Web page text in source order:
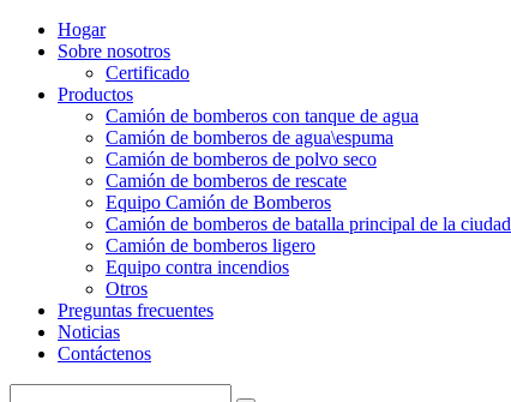
Hogar
Sobre nosotros
Certificado
Productos
Camión de bomberos con tanque de agua
Camión de bomberos de agua\espuma
Camión de bomberos de polvo seco
Camión de bomberos de rescate
Equipo Camión de Bomberos
Camión de bomberos de batalla principal de la ciudad
Camión de bomberos ligero
Equipo contra incendios
Otros
Preguntas frecuentes
Noticias
Contáctenos